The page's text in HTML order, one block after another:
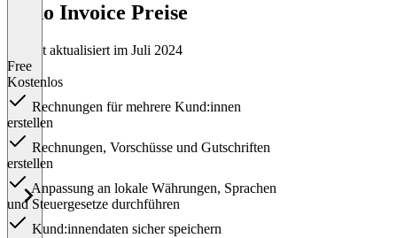
Zoho Invoice Preise
Zuletzt aktualisiert im Juli 2024
Free
Kostenlos
Rechnungen für mehrere Kund:innen
erstellen
Rechnungen, Vorschüsse und Gutschriften
erstellen
Anpassung an lokale Währungen, Sprachen
und Steuergesetze durchführen
Kund:innendaten sicher speichern